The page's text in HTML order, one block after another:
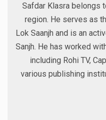
Safdar Klasra belongs
region. He serves as
Lok Saanjh and is an
Sanjh. He has worked
including Rohi TV,
various publishing